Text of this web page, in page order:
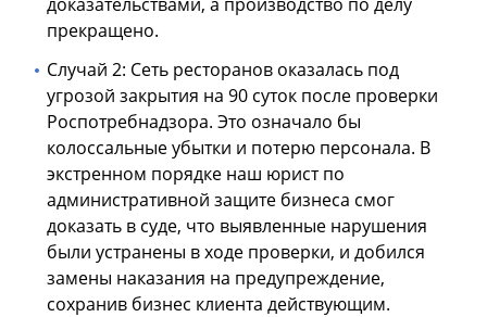
прекращено.
Случай 2: Сеть ресторанов оказалась под
угрозой закрытия на 90 суток после проверки
Роспотребнадзора. Это означало бы
колоссальные убытки и потерю персонала. В
экстренном порядке наш юрист по
административной защите бизнеса смог
доказать в суде, что выявленные нарушения
были устранены в ходе проверки, и добился
замены наказания на предупреждение,
сохранив бизнес клиента действующим.